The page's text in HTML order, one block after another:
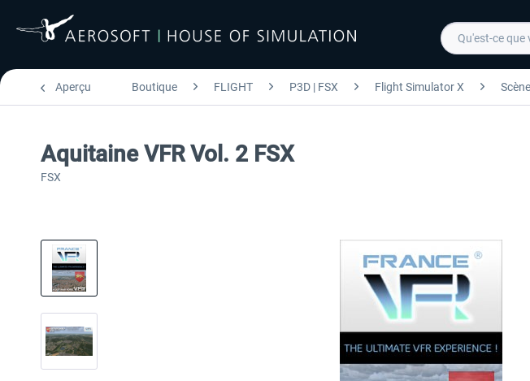
Aperçu Boutique FLIGHT P3D | FSX Flight Simulator X
Aquitaine VFR Vol. 2 FSX
FSX